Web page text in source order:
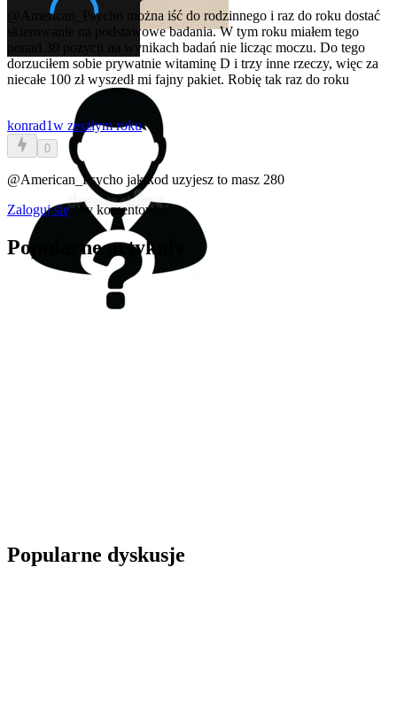
@American_Psycho
można iść do rodzinnego i raz do roku dostać
skierowanie na podstawowe badania. W tym roku miałem tego
ponad 30 pozycji na wynikach badań nie licząc moczu. Do tego
dorzuciłem sobie prywatnie witaminę D i trzy inne rzeczy, więc za
niecałe 100 zł wyszedł mi fajny pakiet. Robię tak raz do roku
konrad1w zeszłym roku
0
@American_Psycho jak kod uzyjesz to masz 280
Zaloguj sięaby komentować
Popularne artykuły
Popularne dyskusje